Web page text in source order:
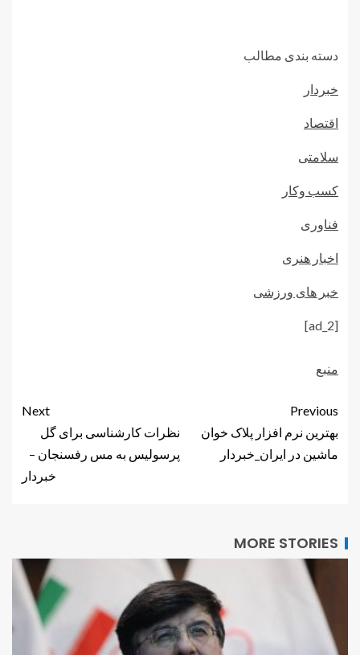
دسته بندی مطالب
خبردار
اقتصاد
سلامتی
کسب وکار
فناوری
اخبار هنری
خبر های ورزشی
[ad_2]
منبع
Previous
بهترین نرم افزار پلاک خوان
ماشین در ایران_خبردار
Next
نظرات کارشناسی برای گل
پرسولیس به مس رفسنجان –
خبردار
MORE STORIES